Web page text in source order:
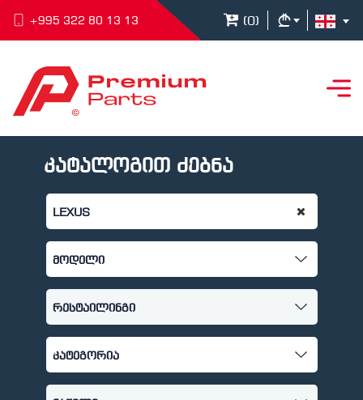
+995 322 80 13 13 (0)
კატალოგით ძებნა